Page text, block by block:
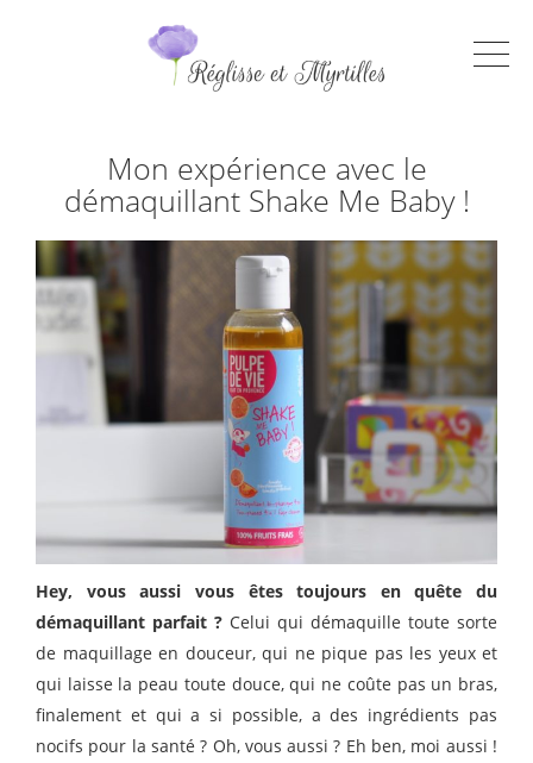
Mon expérience avec le
démaquillant Shake Me Baby !
Hey, vous aussi vous êtes toujours en quête du
démaquillant parfait ? Celui qui démaquille toute sorte
de maquillage en douceur, qui ne pique pas les yeux et
qui laisse la peau toute douce, qui ne coûte pas un bras,
finalement et qui a si possible, a des ingrédients pas
nocifs pour la santé ? Oh, vous aussi ? Eh ben, moi aussi !